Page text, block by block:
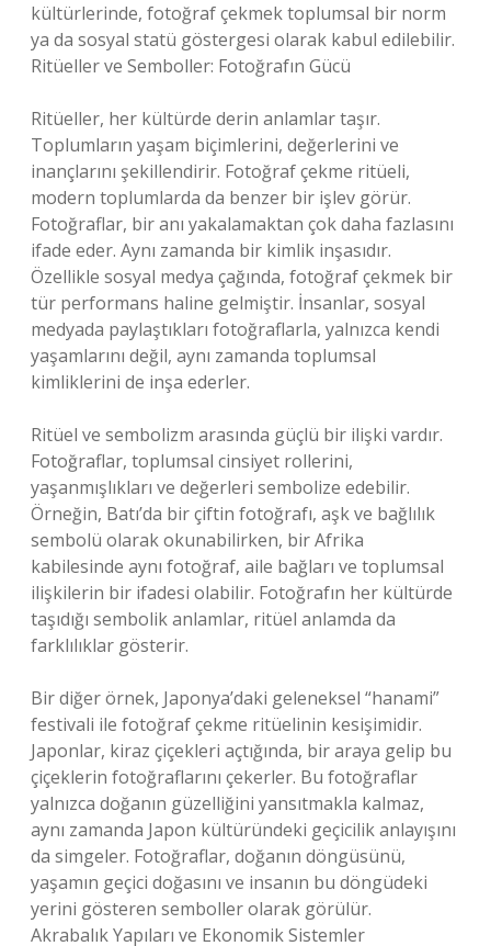
kültürlerinde, fotoğraf çekmek toplumsal bir norm
ya da sosyal statü göstergesi olarak kabul edilebilir.
Ritüeller ve Semboller: Fotoğrafın Gücü
Ritüeller, her kültürde derin anlamlar taşır.
Toplumların yaşam biçimlerini, değerlerini ve
inançlarını şekillendirir. Fotoğraf çekme ritüeli,
modern toplumlarda da benzer bir işlev görür.
Fotoğraflar, bir anı yakalamaktan çok daha fazlasını
ifade eder. Aynı zamanda bir kimlik inşasıdır.
Özellikle sosyal medya çağında, fotoğraf çekmek bir
tür performans haline gelmiştir. İnsanlar, sosyal
medyada paylaştıkları fotoğraflarla, yalnızca kendi
yaşamlarını değil, aynı zamanda toplumsal
kimliklerini de inşa ederler.
Ritüel ve sembolizm arasında güçlü bir ilişki vardır.
Fotoğraflar, toplumsal cinsiyet rollerini,
yaşanmışlıkları ve değerleri sembolize edebilir.
Örneğin, Batı’da bir çiftin fotoğrafı, aşk ve bağlılık
sembolü olarak okunabilirken, bir Afrika
kabilesinde aynı fotoğraf, aile bağları ve toplumsal
ilişkilerin bir ifadesi olabilir. Fotoğrafın her kültürde
taşıdığı sembolik anlamlar, ritüel anlamda da
farklılıklar gösterir.
Bir diğer örnek, Japonya’daki geleneksel “hanami”
festivali ile fotoğraf çekme ritüelinin kesişimidir.
Japonlar, kiraz çiçekleri açtığında, bir araya gelip bu
çiçeklerin fotoğraflarını çekerler. Bu fotoğraflar
yalnızca doğanın güzelliğini yansıtmakla kalmaz,
aynı zamanda Japon kültüründeki geçicilik anlayışını
da simgeler. Fotoğraflar, doğanın döngüsünü,
yaşamın geçici doğasını ve insanın bu döngüdeki
yerini gösteren semboller olarak görülür.
Akrabalık Yapıları ve Ekonomik Sistemler